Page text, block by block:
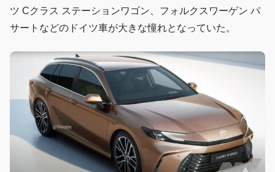
ツ Cクラス ステーションワゴン、フォルクスワーゲン パ
サートなどのドイツ車が大きな憧れとなっていた。